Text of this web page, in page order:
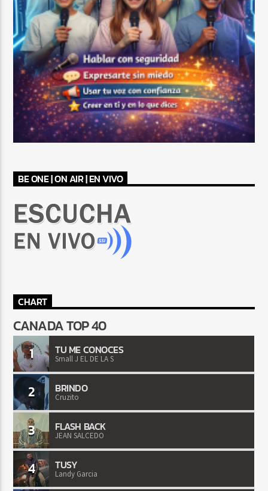
BE ONE | ON AIR | EN VIVO
CHART
CANADA TOP 40
1 TU ME CONOCES
Small J EL DE LA S
2 BRINDO
Cruzito
3 FLASH BACK
JEAN SALCEDO
4 TUSY
Landy Garcia